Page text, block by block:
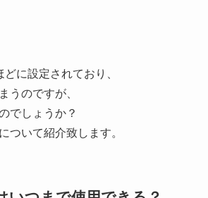
に設定されており、
うのですが、
でしょうか？
ついて紹介致します。